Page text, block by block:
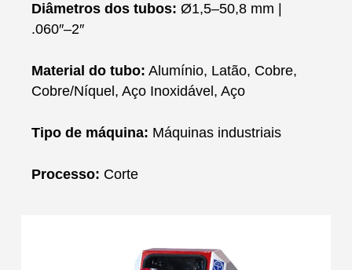
Diâmetros dos tubos: Ø1,5–50,8 mm |
.060″–2″
Material do tubo: Alumínio, Latão, Cobre,
Cobre/Níquel, Aço Inoxidável, Aço
Tipo de máquina: Máquinas industriais
Processo: Corte